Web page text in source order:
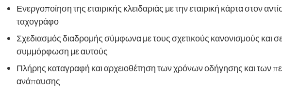
Ενεργοποίηση της εταιρικής κλειδαριάς με την εταιρική κάρτα στον
ταχογράφο
Σχεδιασμός διαδρομής σύμφωνα με τους σχετικούς κανονισμούς και
συμμόρφωση με αυτούς
Πλήρης καταγραφή και αρχειοθέτηση των χρόνων οδήγησης και των
ανάπαυσης